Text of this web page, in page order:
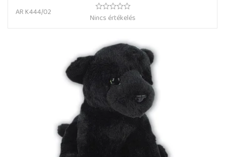
AR K444/02
Nincs értékelés